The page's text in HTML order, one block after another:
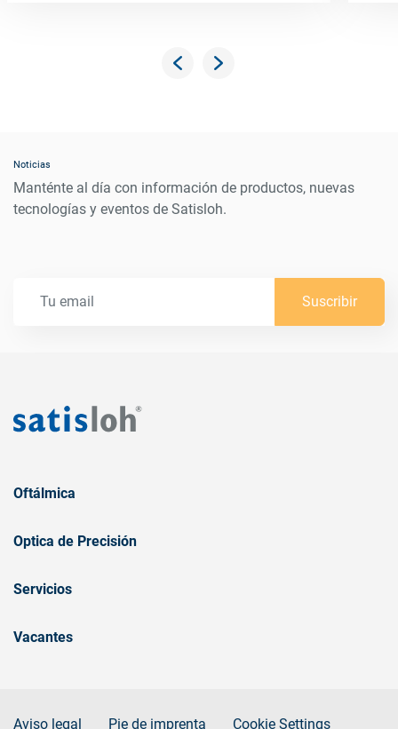
Noticias
Manténte al día con información de productos, nuevas
tecnologías y eventos de Satisloh.
Suscribir
Oftálmica
Optica de Precisión
Servicios
Vacantes
Aviso legal Pie de imprenta Cookie Settings